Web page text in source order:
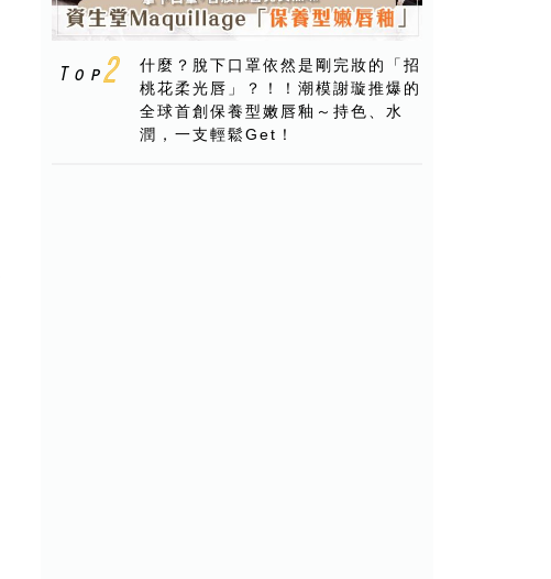
什麼？脫下口罩依然是剛完妝的「招
桃花柔光唇」？！！潮模謝璇推爆的
全球首創保養型嫩唇釉～持色、水
潤，一支輕鬆Get！